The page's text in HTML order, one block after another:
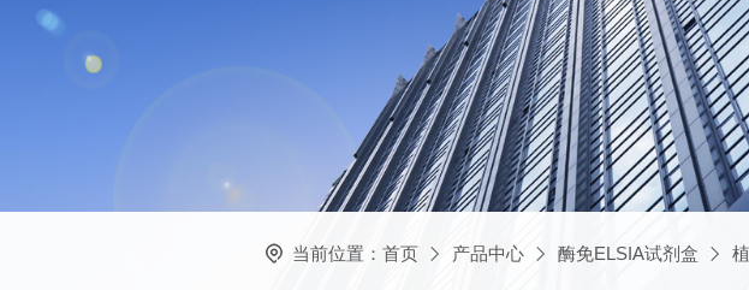
当前位置： 首页 产品中心 酶免ELSIA试剂盒